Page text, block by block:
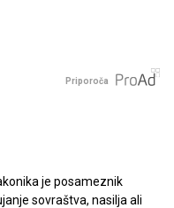
Priporoča
je posameznik
sovraštva, nasilja ali